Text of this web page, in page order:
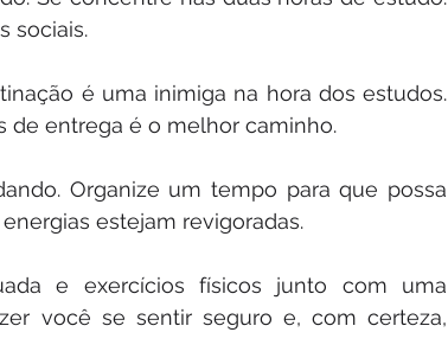
sociais.
é uma inimiga na hora dos estudos.
de entrega é o melhor caminho.
Organize um tempo para que possa
estejam revigoradas.
e exercícios físicos junto com uma
você se sentir seguro e, com certeza,